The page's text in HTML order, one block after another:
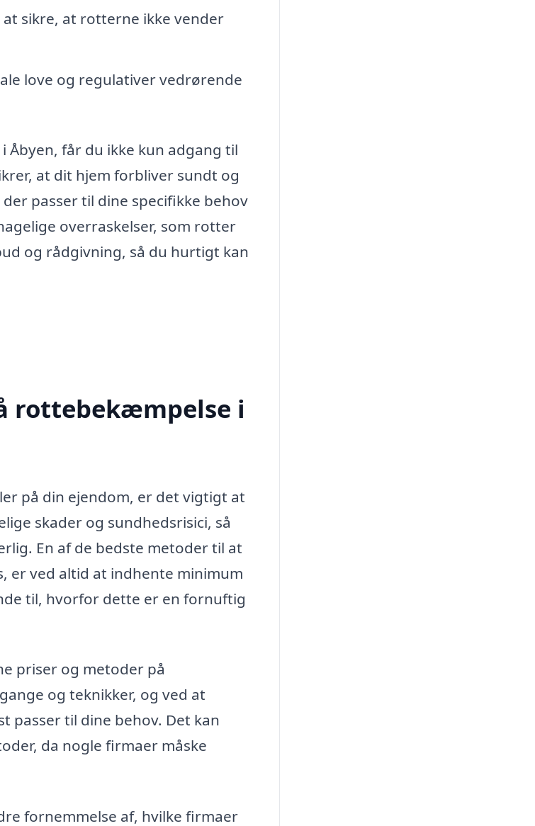
sikre, at rotterne ikke vender
love og regulativer vedrørende
får du ikke kun adgang til
at dit hjem forbliver sundt og
passer til dine specifikke behov
overraskelser, som rotter
og rådgivning, så du hurtigt kan
rottebekæmpelse i
på din ejendom, er det vigtigt at
skader og sundhedsrisici, så
En af de bedste metoder til at
er ved altid at indhente minimum
til, hvorfor dette er en fornuftig
priser og metoder på
og teknikker, og ved at
passer til dine behov. Det kan
da nogle firmaer måske
fornemmelse af, hvilke firmaer